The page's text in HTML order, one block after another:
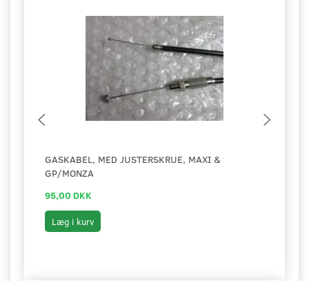
GASKABEL, MED JUSTERSKRUE, MAXI &
GP/MONZA
95,00 DKK
Læg i kurv